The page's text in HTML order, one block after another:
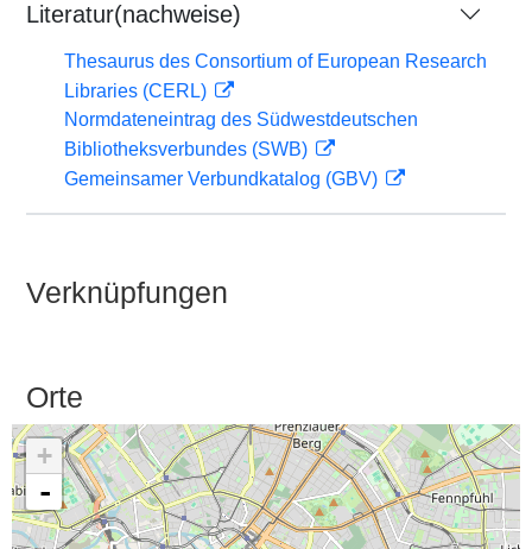
Literatur(nachweise)
Thesaurus des Consortium of European Research
Libraries (CERL)
Normdateneintrag des Südwestdeutschen
Bibliotheksverbundes (SWB)
Gemeinsamer Verbundkatalog (GBV)
Verknüpfungen
Orte
+
-